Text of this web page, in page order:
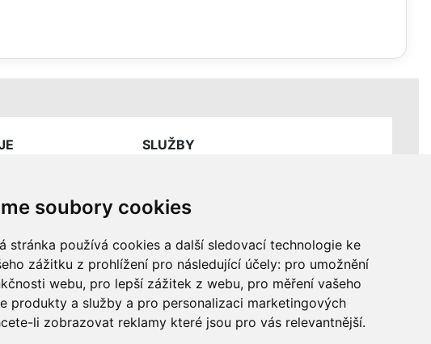
soubory cookies
stránka používá cookies a další sledovací technologie ke
zážitku z prohlížení pro následující účely: pro umožnění
webu, pro lepší zážitek z webu, pro měření vašeho
produkty a služby a pro personalizaci marketingových
li zobrazovat reklamy které jsou pro vás relevantnější.
SLUŽBY